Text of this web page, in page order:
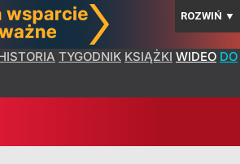
ROZWIŃ ▼
TYGODNIK KSIĄŻKI WIDEO DO